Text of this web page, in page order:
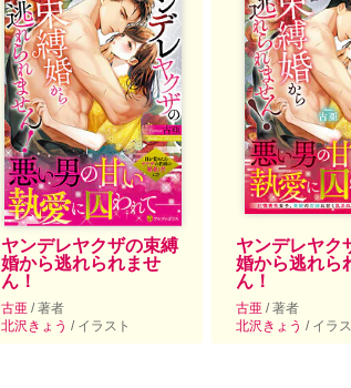
ヤンデレヤクザの束縛
婚から逃れられませ
ん！
古亜 / 著者
北沢きょう / イラスト
ヤンデレヤク
婚から逃れら
ん！
古亜 / 著者
北沢きょう / イラ